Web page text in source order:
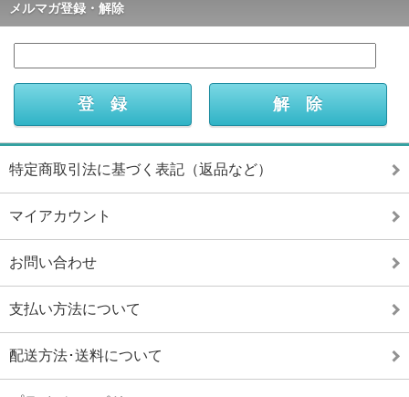
メルマガ登録・解除
特定商取引法に基づく表記（返品など）
マイアカウント
お問い合わせ
支払い方法について
配送方法･送料について